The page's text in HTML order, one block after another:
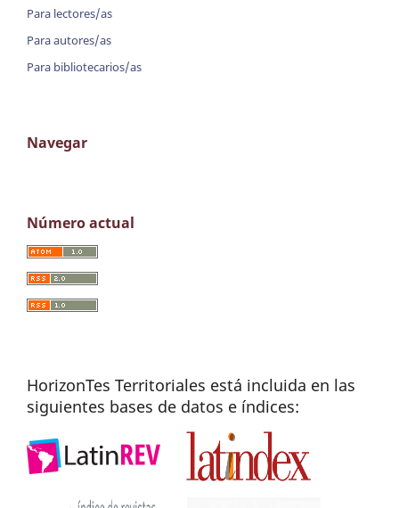
Para lectores/as
Para autores/as
Para bibliotecarios/as
Navegar
Número actual
HorizonTes Territoriales está incluida en las
siguientes bases de datos e índices: